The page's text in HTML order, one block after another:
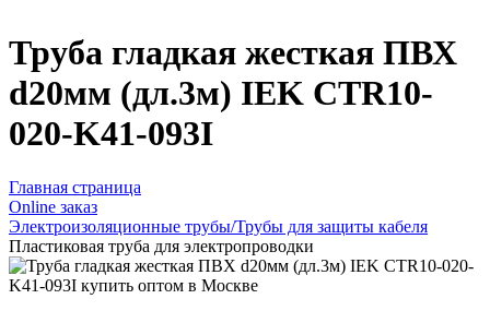
Труба гладкая жесткая ПВХ
d20мм (дл.3м) IEK CTR10-
020-K41-093I
Главная страница
Оnline заказ
Электроизоляционные трубы/Трубы для защиты кабеля
Пластиковая труба для электропроводки